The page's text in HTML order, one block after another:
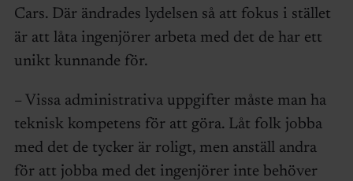
Cars. Där ändrades lydelsen så att fokus i stället
är att låta ingenjörer arbeta med det de har ett
unikt kunnande för.
– Vissa administrativa uppgifter måste man ha
teknisk kompetens för att göra. Låt folk jobba
med det de tycker är roligt, men anställ andra
för att jobba med det ingenjörer inte behöver